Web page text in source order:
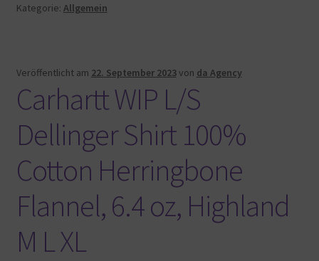
Kategorie: Allgemein
Veröffentlicht am 22. September 2023von da Agency
Carhartt WIP L/S
Dellinger Shirt 100%
Cotton Herringbone
Flannel, 6.4 oz, Highland
M L XL